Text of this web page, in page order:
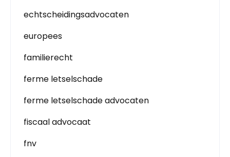
echtscheidingsadvocaten
europees
familierecht
ferme letselschade
ferme letselschade advocaten
fiscaal advocaat
fnv